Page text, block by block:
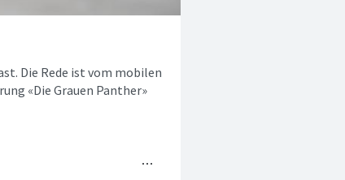
Die Rede ist vom mobilen
«Die Grauen Panther»